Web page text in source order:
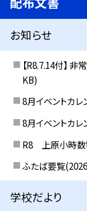
お知らせ
【R8.7.14付】 非
KB)
8月イベントカレ
8月イベントカレ
R8 上原小時数
ふたば要覧
学校だより